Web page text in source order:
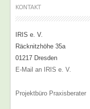
KONTAKT
IRIS e. V.
Räcknitzhöhe 35a
01217 Dresden
E-Mail an IRIS e. V.
Projektbüro Praxisberater